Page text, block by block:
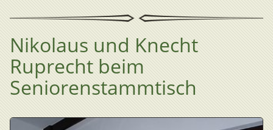
Nikolaus und Knecht
Ruprecht beim
Seniorenstammtisch